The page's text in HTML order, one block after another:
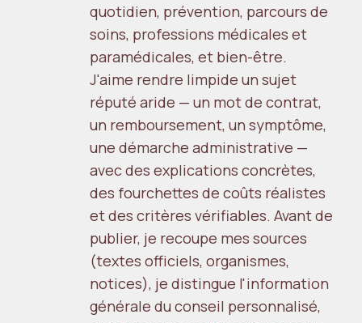
quotidien, prévention, parcours de
soins, professions médicales et
paramédicales, et bien-être.
J'aime rendre limpide un sujet
réputé aride — un mot de contrat,
un remboursement, un symptôme,
une démarche administrative —
avec des explications concrètes,
des fourchettes de coûts réalistes
et des critères vérifiables. Avant de
publier, je recoupe mes sources
(textes officiels, organismes,
notices), je distingue l'information
générale du conseil personnalisé,